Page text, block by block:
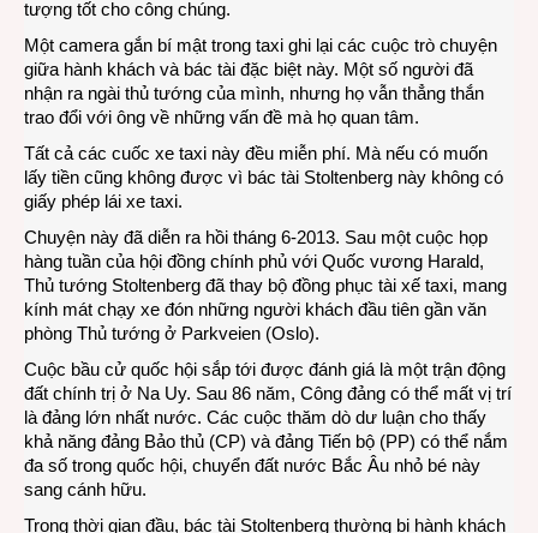
tượng tốt cho công chúng.
Một camera gắn bí mật trong taxi ghi lại các cuộc trò chuyện
giữa hành khách và bác tài đặc biệt này. Một số người đã
nhận ra ngài thủ tướng của mình, nhưng họ vẫn thẳng thắn
trao đổi với ông về những vấn đề mà họ quan tâm.
Tất cả các cuốc xe taxi này đều miễn phí. Mà nếu có muốn
lấy tiền cũng không được vì bác tài Stoltenberg này không có
giấy phép lái xe taxi.
Chuyện này đã diễn ra hồi tháng 6-2013. Sau một cuộc họp
hàng tuần của hội đồng chính phủ với Quốc vương Harald,
Thủ tướng Stoltenberg đã thay bộ đồng phục tài xế taxi, mang
kính mát chạy xe đón những người khách đầu tiên gần văn
phòng Thủ tướng ở Parkveien (Oslo).
Cuộc bầu cử quốc hội sắp tới được đánh giá là một trận động
đất chính trị ở Na Uy. Sau 86 năm, Công đảng có thể mất vị trí
là đảng lớn nhất nước. Các cuộc thăm dò dư luận cho thấy
khả năng đảng Bảo thủ (CP) và đảng Tiến bộ (PP) có thể nắm
đa số trong quốc hội, chuyển đất nước Bắc Âu nhỏ bé này
sang cánh hữu.
Trong thời gian đầu, bác tài Stoltenberg thường bị hành khách